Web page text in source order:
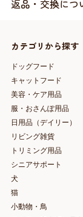
返品・交換につ
カテゴリから探す
ドッグフード
キャットフード
美容・ケア用品
服・おさんぽ用品
日用品（デイリー）
リビング雑貨
トリミング用品
シニアサポート
犬
猫
小動物・鳥